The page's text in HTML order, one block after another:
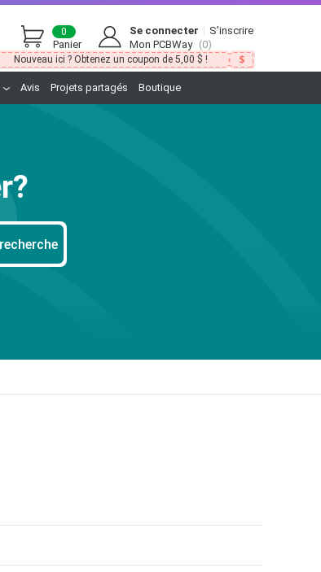
Panier
0 Se connecter
S’inscrire
Mon PCBWay (0)
Nouveau ici ? Obtenez un coupon de 5,00 $ !
Avis Projets partagés Boutique